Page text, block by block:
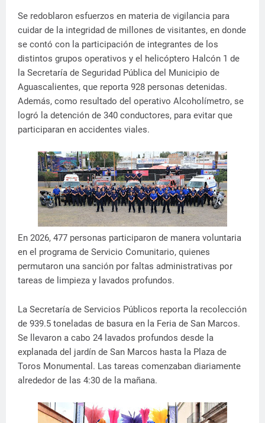
Se redoblaron esfuerzos en materia de vigilancia para
cuidar de la integridad de millones de visitantes, en donde
se contó con la participación de integrantes de los
distintos grupos operativos y el helicóptero Halcón 1 de
la Secretaría de Seguridad Pública del Municipio de
Aguascalientes, que reporta 928 personas detenidas.
Además, como resultado del operativo Alcoholímetro, se
logró la detención de 340 conductores, para evitar que
participaran en accidentes viales.
En 2026, 477 personas participaron de manera voluntaria
en el programa de Servicio Comunitario, quienes
permutaron una sanción por faltas administrativas por
tareas de limpieza y lavados profundos.
La Secretaría de Servicios Públicos reporta la recolección
de 939.5 toneladas de basura en la Feria de San Marcos.
Se llevaron a cabo 24 lavados profundos desde la
explanada del jardín de San Marcos hasta la Plaza de
Toros Monumental. Las tareas comenzaban diariamente
alrededor de las 4:30 de la mañana.